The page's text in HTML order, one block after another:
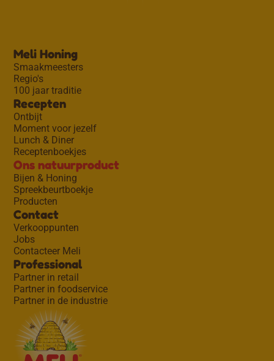
Meli Honing
Smaakmeesters
Regio's
100 jaar traditie
Recepten
Ontbijt
Moment voor jezelf
Lunch & Diner
Receptenboekjes
Ons natuurproduct
Bijen & Honing
Spreekbeurtboekje
Producten
Contact
Verkooppunten
Jobs
Contacteer Meli
Professional
Partner in retail
Partner in foodservice
Partner in de industrie